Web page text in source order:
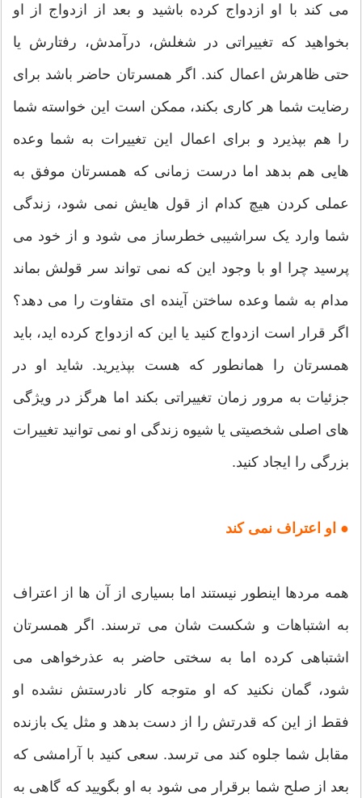
می کند با او ازدواج کرده باشید و بعد از ازدواج از او
بخواهید که تغییراتی در شغلش، درآمدش، رفتارش یا
حتی ظاهرش اعمال کند. اگر همسرتان حاضر باشد برای
رضایت شما هر کاری بکند، ممکن است این خواسته شما
را هم بپذیرد و برای اعمال این تغییرات به شما وعده
هایی هم بدهد اما درست زمانی که همسرتان موفق به
عملی کردن هیچ کدام از قول هایش نمی شود، زندگی
شما وارد یک سراشیبی خطرساز می شود و از خود می
پرسید چرا او با وجود این که نمی تواند سر قولش بماند
مدام به شما وعده ساختن آینده ای متفاوت را می دهد؟
اگر قرار است ازدواج کنید یا این که ازدواج کرده اید، باید
همسرتان را همانطور که هست بپذیرید. شاید او در
جزئیات به مرور زمان تغییراتی بکند اما هرگز در ویژگی
های اصلی شخصیتی یا شیوه زندگی او نمی توانید تغییرات
بزرگی را ایجاد کنید.
● او اعتراف نمی کند
همه مردها اینطور نیستند اما بسیاری از آن ها از اعتراف
به اشتباهات و شکست شان می ترسند. اگر همسرتان
اشتباهی کرده اما به سختی حاضر به عذرخواهی می
شود، گمان نکنید که او متوجه کار نادرستش نشده او
فقط از این که قدرتش را از دست بدهد و مثل یک بازنده
مقابل شما جلوه کند می ترسد. سعی کنید با آرامشی که
بعد از صلح شما برقرار می شود به او بگویید که گاهی به